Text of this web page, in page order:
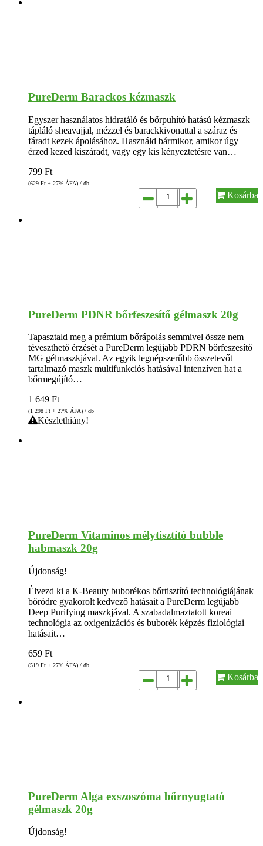
PureDerm Barackos kézmaszk
Egyszer használatos hidratáló és bőrpuhító hatású kézmaszk
tápláló sheavajjal, mézzel és barackkivonattal a száraz és
fáradt kezek ápolásához. Használd bármikor, amikor úgy
érzed kezed kiszáradt, vagy egy kis kényeztetésre van…
799 Ft
(629 Ft + 27% ÁFA) / db
Kosárba
PureDerm PDNR bőrfeszesítő gélmaszk 20g
Tapasztald meg a prémium bőrápolás semmivel össze nem
téveszthető érzését a PureDerm legújabb PDRN bőrfeszesítő
MG gélmaszkjával. Az egyik legnépszerűbb összetevőt
tartalmazó maszk multifunkciós hatásával intenzíven hat a
bőrmegújító…
1 649 Ft
(1 298 Ft + 27% ÁFA) / db
Készlethiány!
PureDerm Vitaminos mélytisztító bubble
habmaszk 20g
Újdonság!
Élvezd ki a K-Beauty buborékos bőrtisztító technológiájának
bőrödre gyakorolt kedvező hatásait a PureDerm legújabb
Deep Purifying maszkjával. A szabadalmaztatott koreai
technológia az oxigenizációs és buborék képzés fiziológiai
hatásait…
659 Ft
(519 Ft + 27% ÁFA) / db
Kosárba
PureDerm Alga exszoszóma bőrnyugtató
gélmaszk 20g
Újdonság!